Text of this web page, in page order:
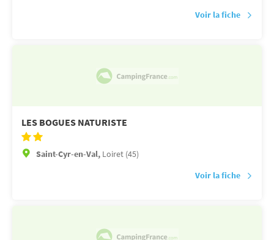
Voir la fiche
LES BOGUES NATURISTE
Saint-Cyr-en-Val, Loiret (45)
Voir la fiche